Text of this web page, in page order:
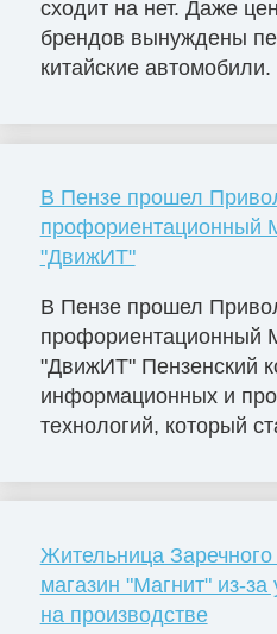
сходит на нет. Даже
брендов вынуждены
китайские
В Пензе прошел
профориентационный
"ДвижИТ"
В Пензе прошел
профориентационный
"ДвижИТ" Пензенский
информационных и
технологий, который
Жительница
магазин "Магнит" из-
на производстве